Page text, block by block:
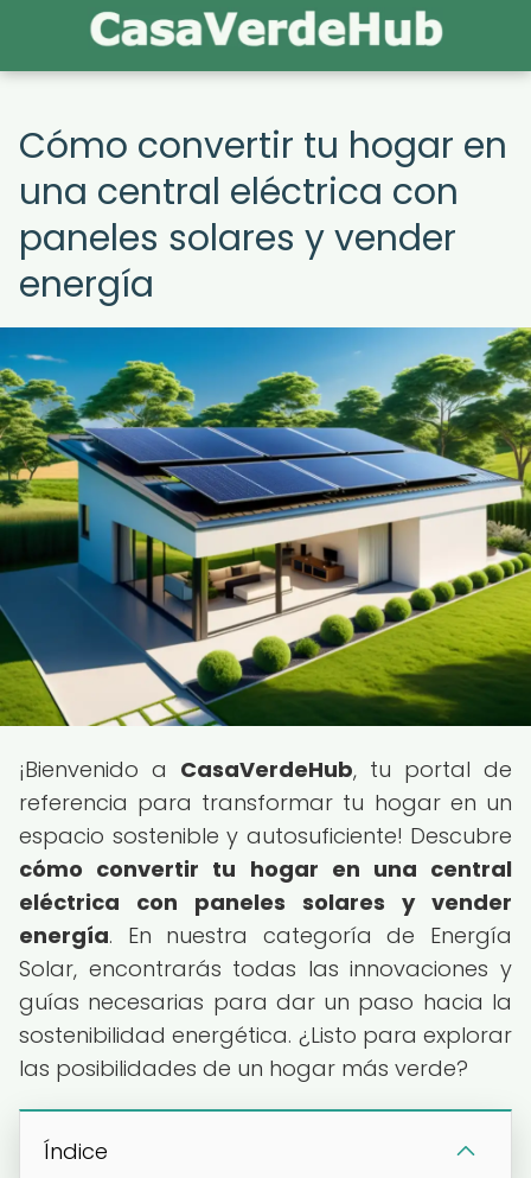
Cómo convertir tu hogar en
una central eléctrica con
paneles solares y vender
energía
¡Bienvenido a CasaVerdeHub, tu portal de
referencia para transformar tu hogar en un
espacio sostenible y autosuficiente! Descubre
cómo convertir tu hogar en una central
eléctrica con paneles solares y vender
energía. En nuestra categoría de Energía
Solar, encontrarás todas las innovaciones y
guías necesarias para dar un paso hacia la
sostenibilidad energética. ¿Listo para explorar
las posibilidades de un hogar más verde?
Índice